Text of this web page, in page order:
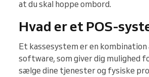
at du skal hoppe ombord.
Hvad er et POS-
Et kassesystem er en kombination
software, som giver dig
sælge dine tjenester og fysiske